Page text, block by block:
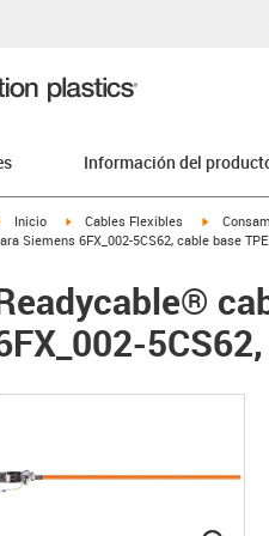
Información del
igus-icon-arrow-right
Inicio igus-icon-arrow-right
Cables Flexibles igus-
Siemens 6FX_002-5CS62, cable base